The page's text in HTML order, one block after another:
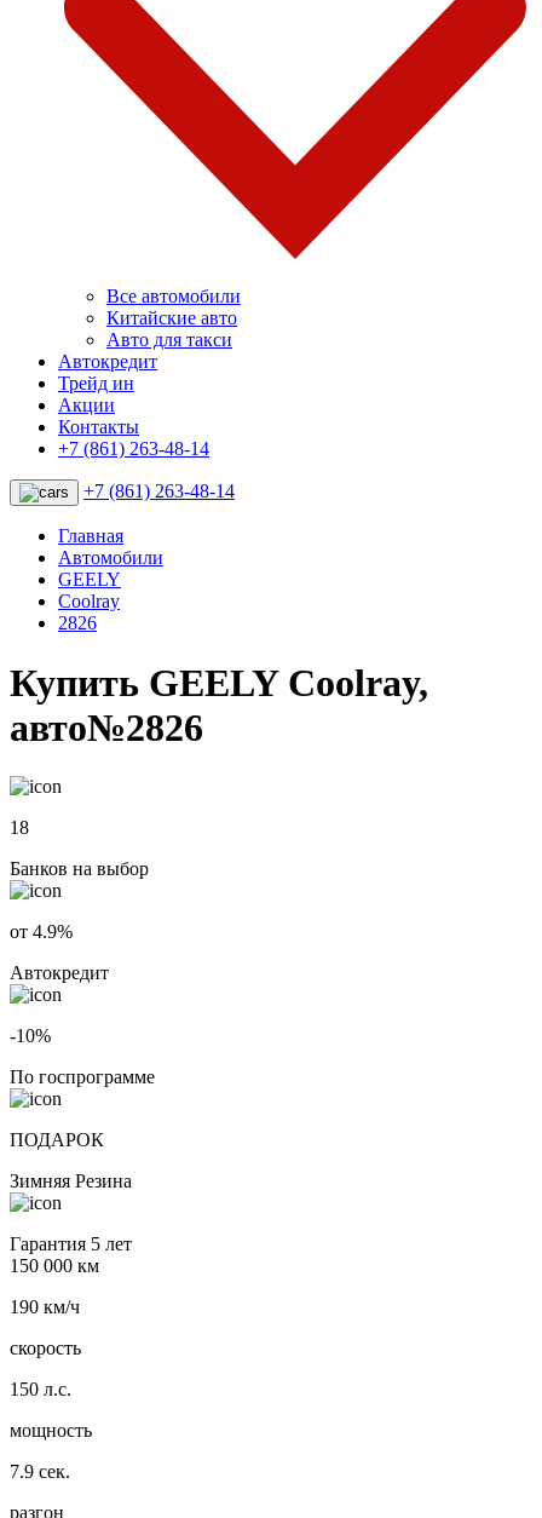
Все автомобили
Китайские авто
Авто для такси
Автокредит
Трейд ин
Акции
Контакты
+7 (861) 263-48-14
+7 (861) 263-48-14
Главная
Автомобили
GEELY
Coolray
2826
Купить GEELY Coolray,
авто№2826
18
Банков на выбор
от 4.9%
Автокредит
-10%
По госпрограмме
ПОДАРОК
Зимняя Резина
Гарантия 5 лет
150 000 км
190 км/ч
скорость
150 л.с.
мощность
7.9 сек.
разгон